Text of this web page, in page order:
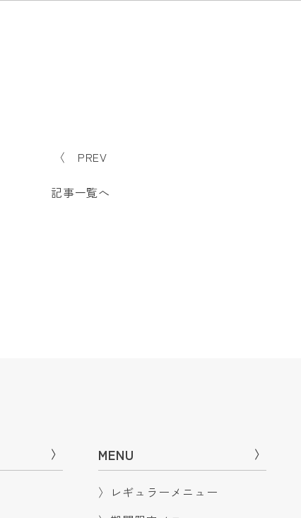
〈 PREV
記事一覧へ
〉 MENU 〉
〉
レギュラーメニュー